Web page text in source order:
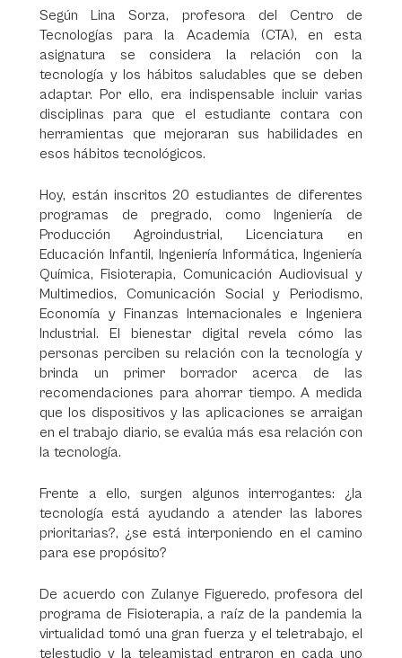
Según Lina Sorza, profesora del Centro de
Tecnologías para la Academia (CTA), en esta
asignatura se considera la relación con la
tecnología y los hábitos saludables que se deben
adaptar. Por ello, era indispensable incluir varias
disciplinas para que el estudiante contara con
herramientas que mejoraran sus habilidades en
esos hábitos tecnológicos.
Hoy, están inscritos 20 estudiantes de diferentes
programas de pregrado, como Ingeniería de
Producción Agroindustrial, Licenciatura en
Educación Infantil, Ingeniería Informática, Ingeniería
Química, Fisioterapia, Comunicación Audiovisual y
Multimedios, Comunicación Social y Periodismo,
Economía y Finanzas Internacionales e Ingeniera
Industrial. El bienestar digital revela cómo las
personas perciben su relación con la tecnología y
brinda un primer borrador acerca de las
recomendaciones para ahorrar tiempo. A medida
que los dispositivos y las aplicaciones se arraigan
en el trabajo diario, se evalúa más esa relación con
la tecnología.
Frente a ello, surgen algunos interrogantes: ¿la
tecnología está ayudando a atender las labores
prioritarias?, ¿se está interponiendo en el camino
para ese propósito?
De acuerdo con Zulanye Figueredo, profesora del
programa de Fisioterapia, a raíz de la pandemia la
virtualidad tomó una gran fuerza y el teletrabajo, el
telestudio y la teleamistad entraron en cada uno